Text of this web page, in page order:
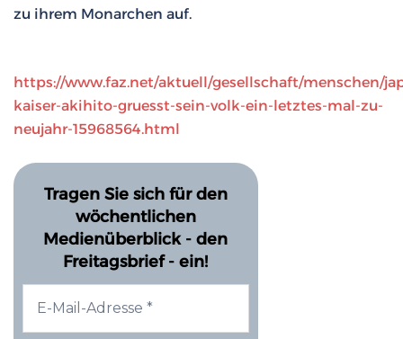
zu ihrem Monarchen auf.
https://www.faz.net/aktuell/gesellschaft/menschen/
kaiser-akihito-gruesst-sein-volk-ein-letztes-mal-zu-
neujahr-15968564.html
Tragen Sie sich für den
wöchentlichen
Medienüberblick - den
Freitagsbrief - ein!